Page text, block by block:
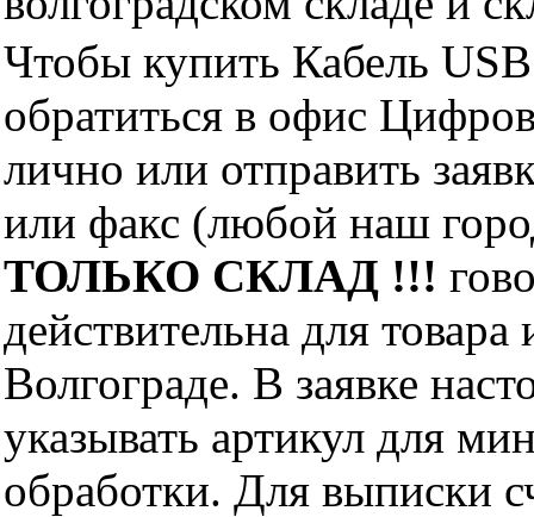
Чтобы купить Кабель
обратиться в офис
лично или отправить
или факс (любой наш
ТОЛЬКО СКЛАД !!!
действительна для
Волгограде. В заявке
указывать артикул для
обработки. Для выписки